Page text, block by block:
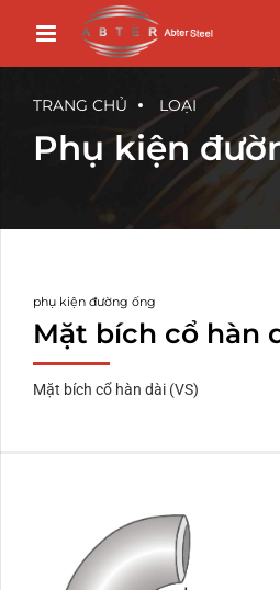
TRANG CHỦ LOẠI
Phụ kiện
phụ kiện đường ống
Mặt bích cổ hàn
Mặt bích cổ hàn dài (VS)